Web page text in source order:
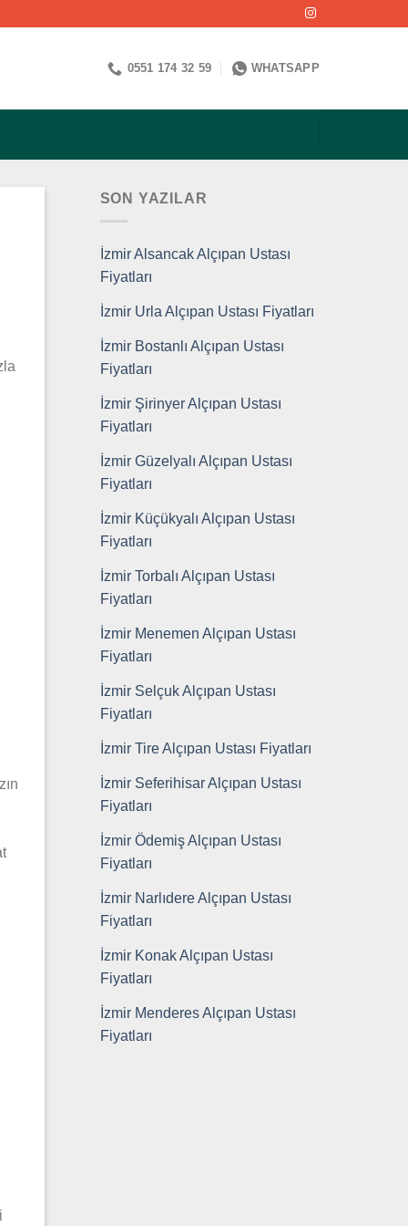
0551 174 32 59 WHATSAPP
SON YAZILAR
İzmir Alsancak Alçıpan Ustası
Fiyatları
İzmir Urla Alçıpan Ustası Fiyatları
İzmir Bostanlı Alçıpan Ustası
Fiyatları
İzmir Şirinyer Alçıpan Ustası
Fiyatları
İzmir Güzelyalı Alçıpan Ustası
Fiyatları
İzmir Küçükyalı Alçıpan Ustası
Fiyatları
İzmir Torbalı Alçıpan Ustası
Fiyatları
İzmir Menemen Alçıpan Ustası
Fiyatları
İzmir Selçuk Alçıpan Ustası
Fiyatları
İzmir Tire Alçıpan Ustası Fiyatları
İzmir Seferihisar Alçıpan Ustası
Fiyatları
İzmir Ödemiş Alçıpan Ustası
Fiyatları
İzmir Narlıdere Alçıpan Ustası
Fiyatları
İzmir Konak Alçıpan Ustası
Fiyatları
İzmir Menderes Alçıpan Ustası
Fiyatları